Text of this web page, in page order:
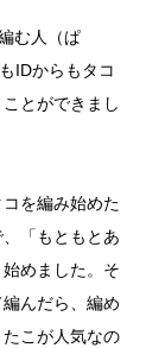
む人（ぱ
IDからもタコ
とができまし
を編み始めた
「もともとあ
めました。そ
んだら、編め
こが人気なの